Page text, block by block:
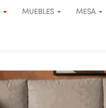
MUEBLES MESA